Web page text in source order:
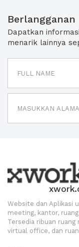
Dapatkan
menarik lainnya
Website dan Aplikasi
meeting, kantor,
Tersedia ribuan
virtual office, dan